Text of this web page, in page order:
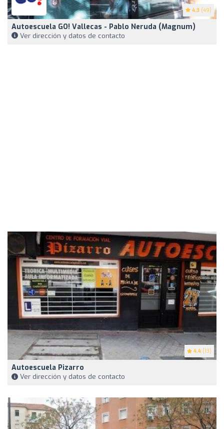
4.3 (49)
Autoescuela GO! Vallecas - Pablo Neruda (Magnum)
Ver dirección y datos de contacto
4.4 (13)
Autoescuela Pizarro
Ver dirección y datos de contacto